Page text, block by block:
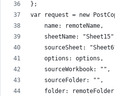
};
var request = new
    name: remoteName,
sheetName:
sourceSheet:
    options: options,
    sourceWorkbook: "",
    sourceFolder: "",
folder: